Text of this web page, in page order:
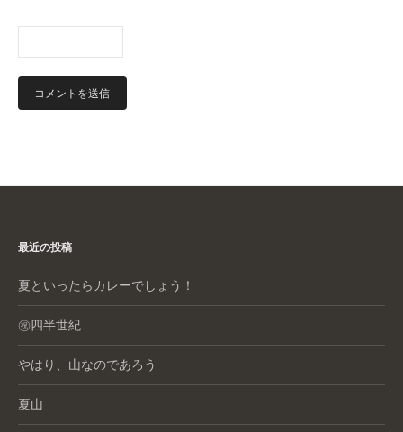
最近の投稿
夏といったらカレーでしょう！
㊗️四半世紀
やはり、山なのであろう
夏山